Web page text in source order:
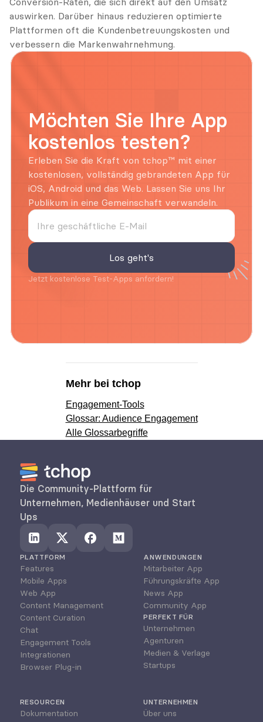
auswirken. Darüber hinaus reduzieren optimierte
Plattformen oft die Kundenbetreuungskosten und
verbessern die Markenwahrnehmung.
Möchten Sie Ihre App
kostenlos testen?
Erleben Sie die Kraft von tchop™ mit einer
kostenlosen, vollständig gebrandeten App für
iOS, Android und das Web. Lassen Sie uns Ihr
Publikum in eine Gemeinschaft verwandeln.
Jetzt kostenlose Test-Apps anfordern!
Mehr bei tchop
Engagement-Tools
Glossar: Audience Engagement
Alle Glossarbegriffe
Die Community-Plattform für
Unternehmen, Medienhäuser und Start
Ups
PLATTFORM
Features
Mobile Apps
Web App
Content Management
Content Curation
Chat
Engagement Tools
Integrationen
Browser Plug-in
ANWENDUNGEN
Mitarbeiter App
Führungskräfte App
News App
Community App
PERFEKT FÜR
Unternehmen
Agenturen
Medien & Verlage
Startups
RESOURCEN
Dokumentation
UNTERNEHMEN
Über uns